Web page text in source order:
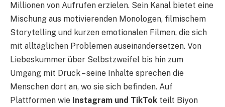
Millionen von Aufrufen erzielen. Sein Kanal bietet eine
Mischung aus motivierenden Monologen, filmischem
Storytelling und kurzen emotionalen Filmen, die sich
mit alltäglichen Problemen auseinandersetzen. Von
Liebeskummer über Selbstzweifel bis hin zum
Umgang mit Druck – seine Inhalte sprechen die
Menschen dort an, wo sie sich befinden. Auf
Plattformen wie Instagram und TikTok teilt Biyon